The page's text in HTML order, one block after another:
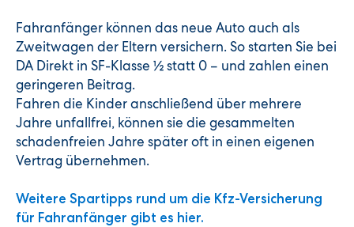
Fahranfänger können das neue Auto auch als
Zweitwagen der Eltern versichern. So starten Sie bei
DA Direkt in SF-Klasse ½ statt 0 – und zahlen einen
geringeren Beitrag.
Fahren die Kinder anschließend über mehrere
Jahre unfallfrei, können sie die gesammelten
schadenfreien Jahre später oft in einen eigenen
Vertrag übernehmen.
Weitere Spartipps rund um die Kfz-Versicherung
für Fahranfänger gibt es hier.